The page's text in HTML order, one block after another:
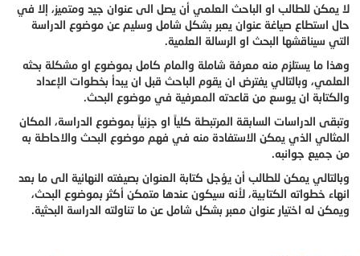
لا يمكن للطالب او الباحث العلمي أن يصل الى عنوان جيد ومتميز، إلا في
حال استطاع صياغة عنوان يعبر بشكل شامل وسليم عن موضوع الدراسة
التي سيناقشها البحث او الرسالة العلمية.
وهذا ما يستلزم منه معرفة شاملة والمام كامل بموضوع او مشكلة بحثه
العلمي، وبالتالي يفترض ان يقوم الباحث قبل ان يبدأ بخطوات الإعداد
والكتابة ان يوسع من قاعدته المعرفية في موضوع البحث.
وتبقى الدراسات السابقة المرتبطة كلياً او جزئياً بموضوع الدراسة، المكان
المثالي الذي يمكن الاستفادة منه في فهم موضوع البحث والاحاطة به
من جميع جوانبه.
وبالتالي يمكن للطالب أن يؤجل كتابة العنوان بصيغته النهائية الى ما بعد
انهاء خطواته الكتابية، لأنه سيكون عندها متمكن أكثر بموضوع البحث،
ويمكن له اختيار عنوان معبر بشكل شامل عن ما تناولته الدراسة البحثية.